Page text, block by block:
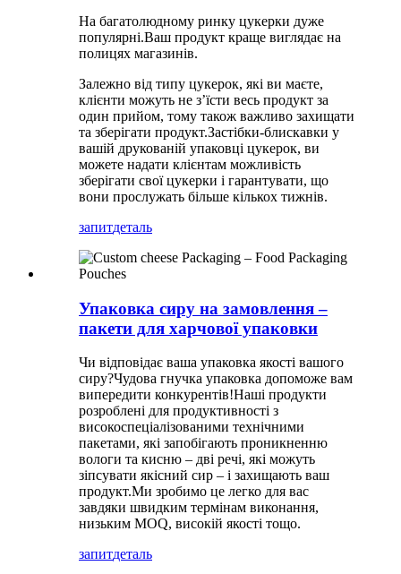
На багатолюдному ринку цукерки дуже
популярні.Ваш продукт краще виглядає на
полицях магазинів.
Залежно від типу цукерок, які ви маєте,
клієнти можуть не з’їсти весь продукт за
один прийом, тому також важливо захищати
та зберігати продукт.Застібки-блискавки у
вашій друкованій упаковці цукерок, ви
можете надати клієнтам можливість
зберігати свої цукерки і гарантувати, що
вони прослужать більше кількох тижнів.
запитдеталь
Упаковка сиру на замовлення –
пакети для харчової упаковки
Чи відповідає ваша упаковка якості вашого
сиру?Чудова гнучка упаковка допоможе вам
випередити конкурентів!Наші продукти
розроблені для продуктивності з
високоспеціалізованими технічними
пакетами, які запобігають проникненню
вологи та кисню – дві речі, які можуть
зіпсувати якісний сир – і захищають ваш
продукт.Ми зробимо це легко для вас
завдяки швидким термінам виконання,
низьким MOQ, високій якості тощо.
запитдеталь